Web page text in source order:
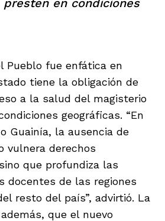
Pueblo fue enfática en
tiene la obligación de
a la salud del magisterio
geográficas. “En
Guainía, la ausencia de
vulnera derechos
que profundiza las
docentes de las regiones
resto del país”, advirtió. La
que el nuevo